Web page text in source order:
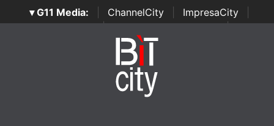
▾ G11 Media: ChannelCity ImpresaCity
SecurityOpenLab | Italian Channel Awards | Italian
Italian Security Awards